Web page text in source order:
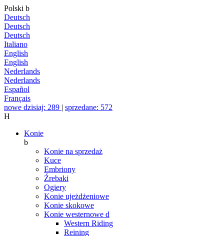
Polski b
Deutsch
Deutsch
Deutsch
Italiano
English
English
Nederlands
Nederlands
Español
Français
nowe dzisiaj: 289 | sprzedane: 572
H
Konie
b
Konie na sprzedaż
Kuce
Embriony
Źrebaki
Ogiery
Konie ujeżdżeniowe
Konie skokowe
Konie westernowe d
Western Riding
Reining